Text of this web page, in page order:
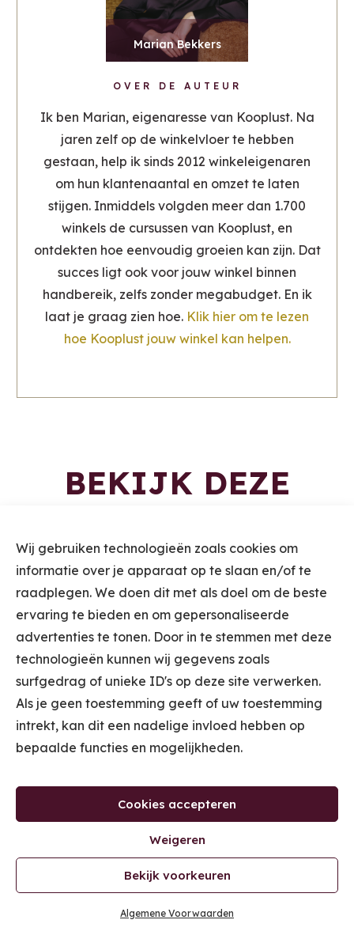
Wij gebruiken technologieën zoals cookies om
informatie over je apparaat op te slaan en/of te
raadplegen. We doen dit met als doel om de beste
ervaring te bieden en om gepersonaliseerde
advertenties te tonen. Door in te stemmen met deze
technologieën kunnen wij gegevens zoals
surfgedrag of unieke ID's op deze site verwerken.
Als je geen toestemming geeft of uw toestemming
intrekt, kan dit een nadelige invloed hebben op
bepaalde functies en mogelijkheden.
Cookies accepteren
Weigeren
Bekijk voorkeuren
Algemene Voorwaarden
OVER DE AUTEUR
Ik ben Marian, eigenaresse van Kooplust. Na
jaren zelf op de winkelvloer te hebben
gestaan, help ik sinds 2012 winkeleigenaren
om hun klantenaantal en omzet te laten
stijgen. Inmiddels volgden meer dan 1.700
winkels de cursussen van Kooplust, en
ontdekten hoe eenvoudig groeien kan zijn. Dat
succes ligt ook voor jouw winkel binnen
handbereik, zelfs zonder megabudget. En ik
laat je graag zien hoe. Klik hier om te lezen
hoe Kooplust jouw winkel kan helpen.
Marian Bekkers
BEKIJK DEZE
EENS
SUCCES
GRATIS TICKET
MASTERCLASS
'ONTDEK WAAR JE WINKEL GELD LAAT
LIGGEN'.
KLIK VOOR JE TICKET